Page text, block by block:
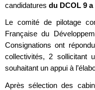
candidatures du DCOL 9
Le comité de pilotage
Française du
Consignations ont
collectivités, 2 sollicitant
souhaitant un appui à
Après sélection des